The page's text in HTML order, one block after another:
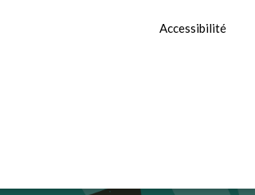
Accessibilité